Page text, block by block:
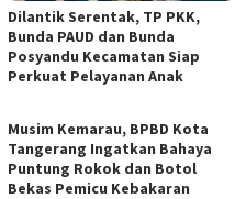
Dilantik Serentak, TP PKK,
Bunda PAUD dan Bunda
Posyandu Kecamatan Siap
Perkuat Pelayanan Anak
Musim Kemarau, BPBD Kota
Tangerang Ingatkan Bahaya
Puntung Rokok dan Botol
Bekas Pemicu Kebakaran